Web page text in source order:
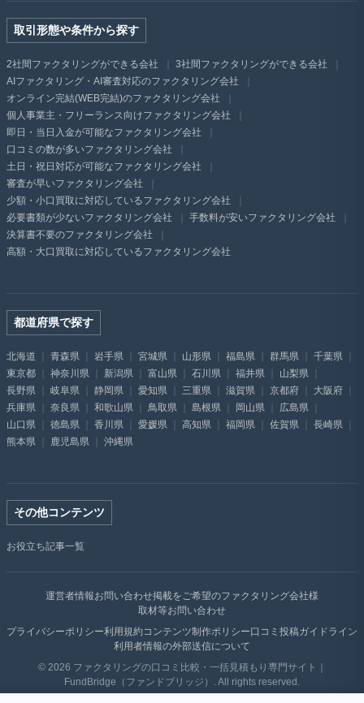
取引形態や条件から探す
2社間ファクタリングができる会社
3社間ファクタリングができる会社
AIファクタリング・AI審査対応のファクタリング会社
オンライン完結(WEB完結)のファクタリング会社
個人事業主・フリーランス向けファクタリング会社
即日・当日入金が可能なファクタリング会社
口コミの数が多いファクタリング会社
土日・祝日対応が可能なファクタリング会社
審査が早いファクタリング会社
少額・小口買取に対応しているファクタリング会社
必要書類が少ないファクタリング会社
手数料が安いファクタリング会社
決算書不要のファクタリング会社
高額・大口買取に対応しているファクタリング会社
都道府県で探す
北海道 青森県 岩手県 宮城県 山形県 福島県 群馬県
千葉県
東京都
神奈川県 新潟県 富山県 石川県 福井県
山梨県
長野県
岐阜県 静岡県 愛知県 三重県 滋賀県 京都府
大阪府
兵庫県
奈良県 和歌山県 鳥取県 島根県 岡山県
広島県
山口県
徳島県 香川県 愛媛県 高知県 福岡県 佐賀県
長崎県
熊本県
鹿児島県 沖縄県
その他コンテンツ
お役立ち記事一覧
運営者情報お問い合わせ掲載をご希望のファクタリング会社様
取材等お問い合わせ
プライバシーポリシー利用規約 コンテンツ制作ポリシー口コミ投稿ガイドライン
利用者情報の外部送信について
© 2026 ファクタリングの口コミ比較・一括見積もり専門サイト｜
FundBridge（ファンドブリッジ）. All rights reserved.